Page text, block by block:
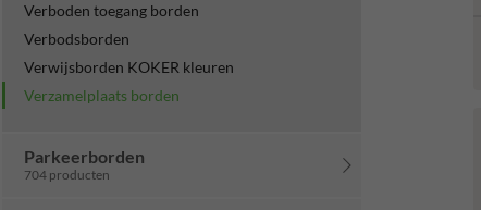
Verboden toegang borden
Verbodsborden
Verwijsborden KOKER kleuren
Verzamelplaats borden
Parkeerborden
704 producten